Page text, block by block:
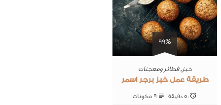
99%
خبز ,فطائر ومعجنات
طريقة عمل خبز برجر اسمر
50 ‎دقيقة 9 ‎مكونات